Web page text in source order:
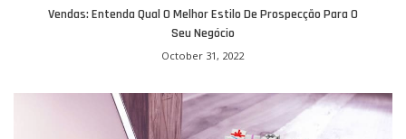
Vendas: Entenda Qual O Melhor Estilo De Prospecção Para O
Seu Negócio
October 31, 2022